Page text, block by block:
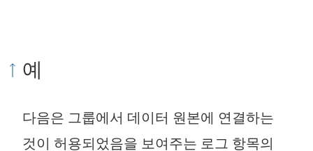
예
다음은 그룹에서 데이터 원본에 연결하는
것이 허용되었음을 보여주는 로그 항목의